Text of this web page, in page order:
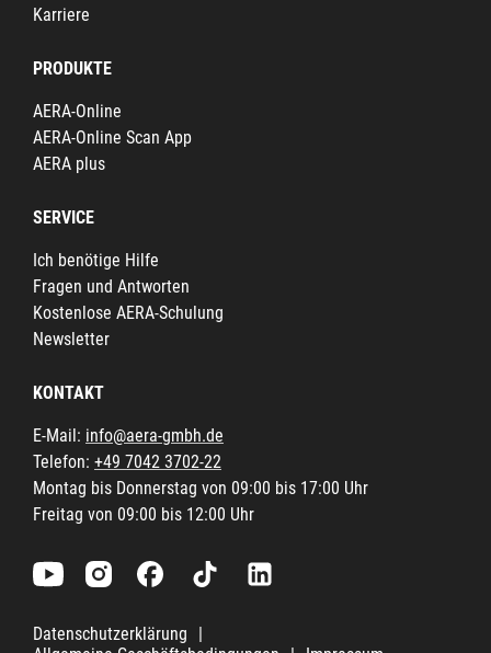
Karriere
PRODUKTE
AERA-Online
AERA-Online Scan App
AERA plus
SERVICE
Ich benötige Hilfe
Fragen und Antworten
Kostenlose AERA-Schulung
Newsletter
KONTAKT
E-Mail: info@aera-gmbh.de
Telefon: +49 7042 3702-22
Montag bis Donnerstag von 09:00 bis 17:00 Uhr
Freitag von 09:00 bis 12:00 Uhr
Datenschutzerklärung
|